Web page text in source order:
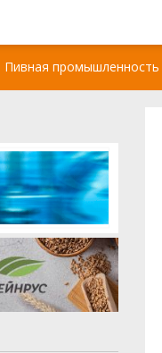
Пивная промышленность